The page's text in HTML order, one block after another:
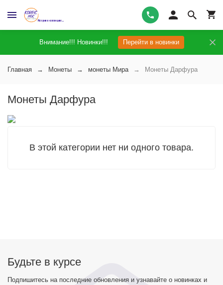
Внимание!!! Новинки!!! Перейти в новинки
Главная Монеты монеты Мира Монеты Дарфура
Монеты Дарфура
В этой категории нет ни одного товара.
Будьте в курсе
Подпишитесь на последние обновления и узнавайте о новинках и